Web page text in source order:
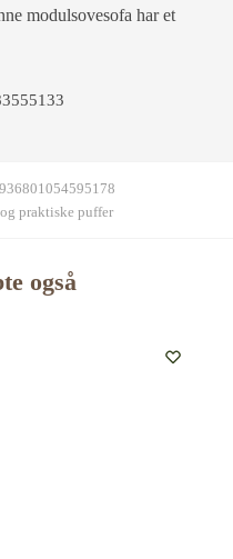
modulsovesofa har et
praktiske puffer
også